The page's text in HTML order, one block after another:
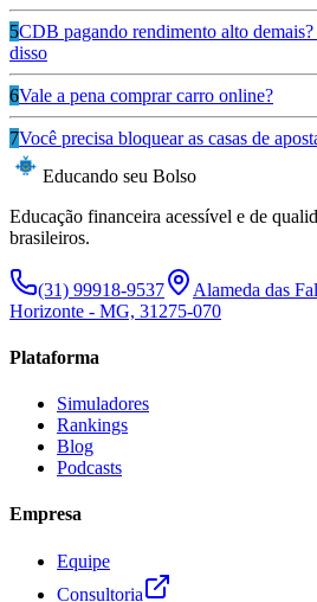
5CDB pagando rendimento alto
disso
6Vale a pena comprar carro online?
7Você precisa bloquear as casas de
Educando seu Bolso
Educação financeira acessível e de
brasileiros.
(31) 99918-9537
Alameda das
Horizonte - MG, 31275-070
Plataforma
Simuladores
Rankings
Blog
Podcasts
Empresa
Equipe
Consultoria